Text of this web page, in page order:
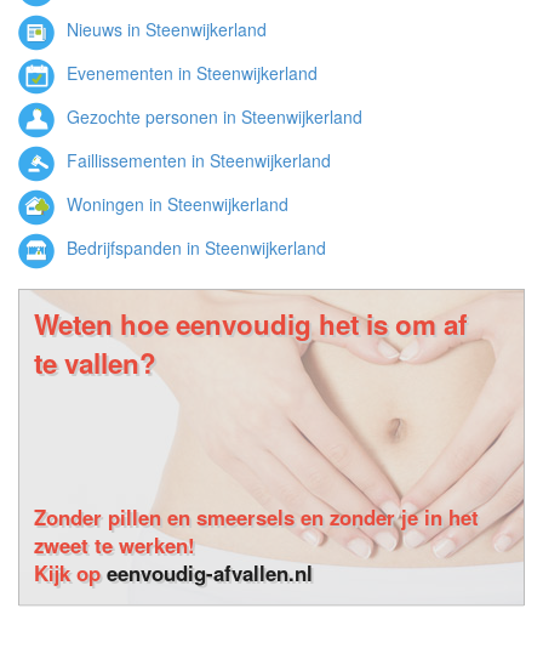
Nieuws in Steenwijkerland
Evenementen in Steenwijkerland
Gezochte personen in Steenwijkerland
Faillissementen in Steenwijkerland
Woningen in Steenwijkerland
Bedrijfspanden in Steenwijkerland
Weten hoe eenvoudig het is om af
te vallen?
Zonder pillen en smeersels en zonder je in het
zweet te werken!
Kijk opeenvoudig-afvallen.nl